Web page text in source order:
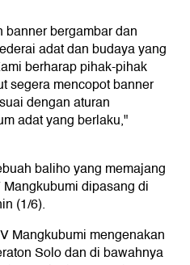
bergambar dan
adat dan budaya yang
berharap pihak-pihak
segera mencopot banner
dengan aturan
adat yang berlaku,"
baliho yang memajang
dipasang di
(1/6).
Mangkubumi mengenakan
Solo dan di bawahnya